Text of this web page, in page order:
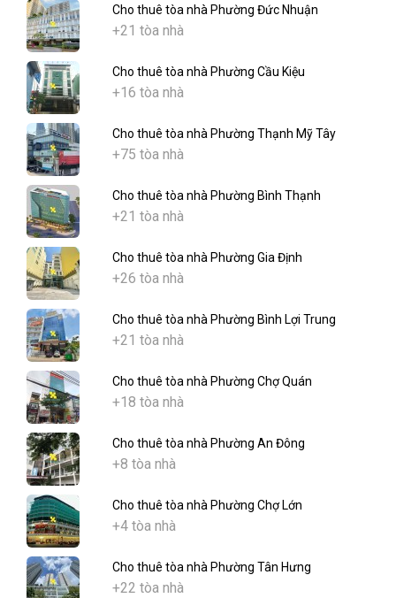
Cho thuê tòa nhà Phường Đức Nhuận
+21 tòa nhà
Cho thuê tòa nhà Phường Cầu Kiệu
+16 tòa nhà
Cho thuê tòa nhà Phường Thạnh Mỹ Tây
+75 tòa nhà
Cho thuê tòa nhà Phường Bình Thạnh
+21 tòa nhà
Cho thuê tòa nhà Phường Gia Định
+26 tòa nhà
Cho thuê tòa nhà Phường Bình Lợi Trung
+21 tòa nhà
Cho thuê tòa nhà Phường Chợ Quán
+18 tòa nhà
Cho thuê tòa nhà Phường An Đông
+8 tòa nhà
Cho thuê tòa nhà Phường Chợ Lớn
+4 tòa nhà
Cho thuê tòa nhà Phường Tân Hưng
+22 tòa nhà